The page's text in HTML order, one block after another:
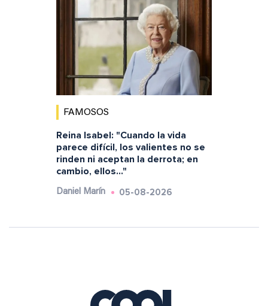
FAMOSOS
Reina Isabel: "Cuando la vida
parece difícil, los valientes no se
rinden ni aceptan la derrota; en
cambio, ellos..."
Daniel Marín 05-08-2026